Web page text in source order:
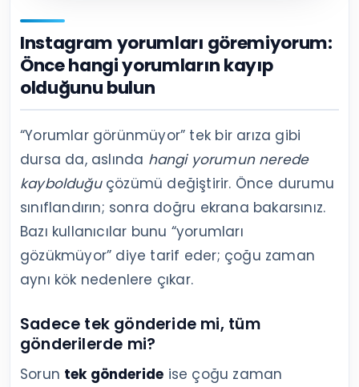
Instagram yorumları göremiyorum:
Önce hangi yorumların kayıp
olduğunu bulun
“Yorumlar görünmüyor” tek bir arıza gibi
dursa da, aslında hangi yorumun nerede
kaybolduğuçözümü değiştirir. Önce durumu
sınıflandırın; sonra doğru ekrana bakarsınız.
Bazı kullanıcılar bunu “yorumları
gözükmüyor” diye tarif eder; çoğu zaman
aynı kök nedenlere çıkar.
Sadece tek gönderide mi, tüm
gönderilerde mi?
Sorun tek gönderide ise çoğu zaman